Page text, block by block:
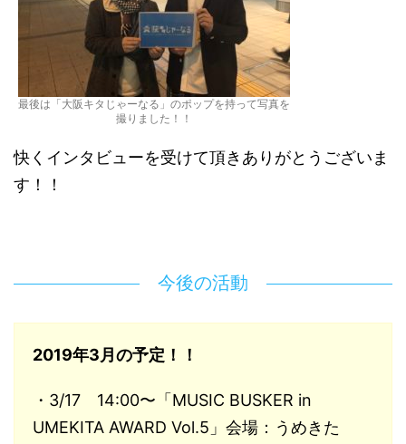
最後は「大阪キタじゃーなる」のポップを持って写真を
撮りました！！
快くインタビューを受けて頂きありがとうございま
す！！
今後の活動
2019年3月の予定！！
・ 3/17 14:00〜「MUSIC BUSKER in
UMEKITA AWARD Vol.5」会場：うめきた